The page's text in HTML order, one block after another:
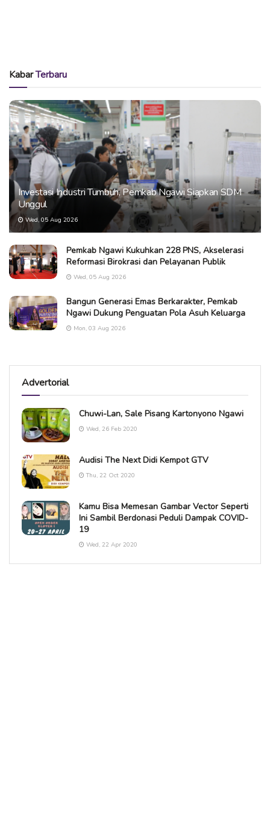
KabarTerbaru
Investasi Industri Tumbuh, Pemkab Ngawi Siapkan SDM
Unggul
Wed, 05 Aug 2026
Pemkab Ngawi Kukuhkan 228 PNS, Akselerasi
Reformasi Birokrasi dan Pelayanan Publik
Wed, 05 Aug 2026
Bangun Generasi Emas Berkarakter, Pemkab
Ngawi Dukung Penguatan Pola Asuh Keluarga
Mon, 03 Aug 2026
Advertorial
Chuwi-Lan, Sale Pisang Kartonyono Ngawi
Wed, 26 Feb 2020
Audisi The Next Didi Kempot GTV
Thu, 22 Oct 2020
Kamu Bisa Memesan Gambar Vector Seperti
Ini Sambil Berdonasi Peduli Dampak COVID-
19
Wed, 22 Apr 2020